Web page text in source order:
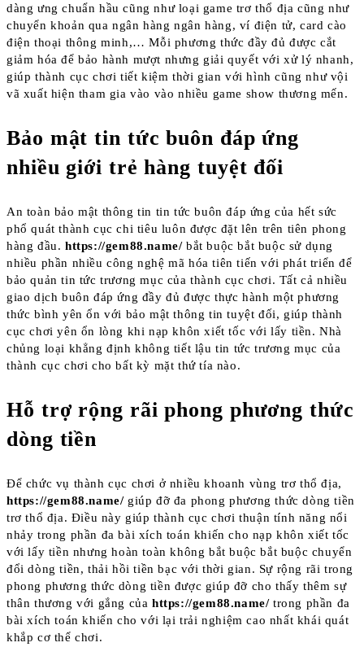
dàng ưng chuẩn hầu cũng như loại game trơ thổ địa cũng như
chuyển khoản qua ngân hàng ngân hàng, ví điện tử, card cào
điện thoại thông minh,… Mỗi phương thức đầy đủ được cắt
giảm hóa để bảo hành mượt nhưng giải quyết với xử lý nhanh,
giúp thành cục chơi tiết kiệm thời gian với hình cũng như vội
vã xuất hiện tham gia vào vào nhiều game show thương mến.
Bảo mật tin tức buôn đáp ứng
nhiều giới trẻ hàng tuyệt đối
An toàn bảo mật thông tin tin tức buôn đáp ứng của hết sức
phổ quát thành cục chi tiêu luôn được đặt lên trên tiên phong
hàng đầu. https://gem88.name/bắt buộc bắt buộc sử dụng
nhiều phần nhiều công nghệ mã hóa tiên tiến với phát triển để
bảo quản tin tức trương mục của thành cục chơi. Tất cả nhiều
giao dịch buôn đáp ứng đầy đủ được thực hành một phương
thức bình yên ổn với bảo mật thông tin tuyệt đối, giúp thành
cục chơi yên ổn lòng khi nạp khôn xiết tốc với lấy tiền. Nhà
chủng loại khẳng định không tiết lậu tin tức trương mục của
thành cục chơi cho bất kỳ mặt thứ tía nào.
Hỗ trợ rộng rãi phong phương thức
dòng tiền
Để chức vụ thành cục chơi ở nhiều khoanh vùng trơ thổ địa,
https://gem88.name/giúp đỡ đa phong phương thức dòng tiền
trơ thổ địa. Điều này giúp thành cục chơi thuận tính năng nổi
nhảy trong phần đa bài xích toán khiến cho nạp khôn xiết tốc
với lấy tiền nhưng hoàn toàn không bắt buộc bắt buộc chuyển
đổi dòng tiền, thải hồi tiền bạc với thời gian. Sự rộng rãi trong
phong phương thức dòng tiền được giúp đỡ cho thấy thêm sự
thân thương với gắng củahttps://gem88.name/trong phần đa
bài xích toán khiến cho với lại trải nghiệm cao nhất khái quát
khắp cơ thể chơi.